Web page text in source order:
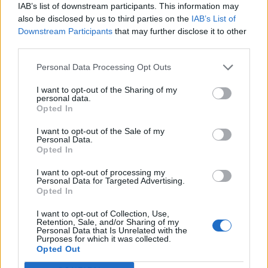
IAB’s list of downstream participants. This information may
also be disclosed by us to third parties on the IAB’s List of
Downstream Participants that may further disclose it to other
Personal Data Processing Opt Outs
I want to opt-out of the Sharing of my
personal data.
Opted In
I want to opt-out of the Sale of my
Personal Data.
Opted In
I want to opt-out of processing my
Personal Data for Targeted Advertising.
Opted In
I want to opt-out of Collection, Use,
Retention, Sale, and/or Sharing of my
Personal Data that Is Unrelated with the
Purposes for which it was collected.
Opted Out
Emilie Nesheim Shaw
08. august 2026 kl. 14.00
NORDJYLLAND: Når solen går mod horisonten
onsdag 12. august, bliver det ikke en helt
Nordjyder får nemlig mulighed for at opleve den
kraftigste delvise solformørkelse, der kan ses fra
Danmark frem til 2048.
Over hele landet vil Månen bevæge sig ind foran
Solen, og afhængigt af hvor i Danmark man
befinder sig, vil op mod 86 procent af Solens skive